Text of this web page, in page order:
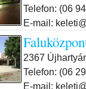
Telefon: (06
E-mail:
2367
Telefon: (06
E-mail: